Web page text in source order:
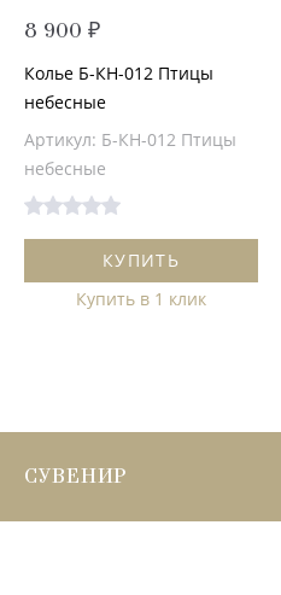
8 900 ₽
Колье Б-КН-012 Птицы
небесные
Артикул: Б-КН-012 Птицы
небесные
КУПИТЬ
Купить в 1 клик
СУВЕНИР